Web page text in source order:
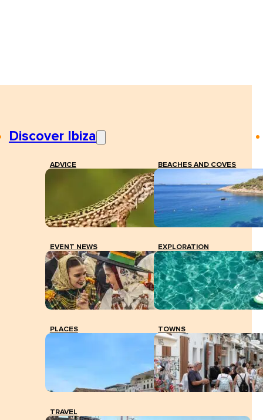
Discover Ibiza
ADVICE BEACHES AND COVES
EVENT NEWS EXPLORATION
PLACES TOWNS
TRAVEL